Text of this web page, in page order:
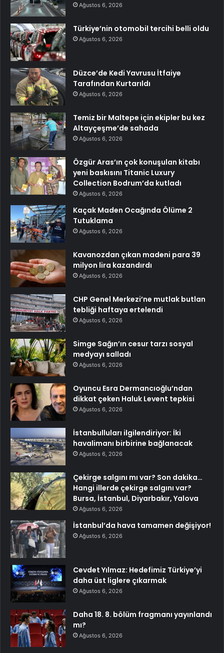
Ağustos 6, 2026
Türkiye’nin otomobil tercihi belli oldu
Ağustos 6, 2026
Düzce’de Kedi Yavrusu İtfaiye
Tarafından Kurtarıldı
Ağustos 6, 2026
Temiz bir Maltepe için ekipler bu kez
Altayçeşme’de sahada
Ağustos 6, 2026
Özgür Aras’ın çok konuşulan kitabı
yeni baskısını Titanic Luxury
Collection Bodrum’da kutladı
Ağustos 6, 2026
Kaçak Maden Ocağında Ölüme 2
Tutuklama
Ağustos 6, 2026
Kavanozdan çıkan madeni para 39
milyon lira kazandırdı
Ağustos 6, 2026
CHP Genel Merkezi’ne mutlak butlan
tebliği haftaya ertelendi
Ağustos 6, 2026
Simge Sağın’ın cesur tarzı sosyal
medyayı salladı
Ağustos 6, 2026
Oyuncu Esra Dermancıoğlu’ndan
dikkat çeken Haluk Levent tepkisi
Ağustos 6, 2026
İstanbulluları ilgilendiriyor: İki
havalimanı birbirine bağlanacak
Ağustos 6, 2026
Çekirge salgını mı var? Son dakika…
Hangi illerde çekirge salgını var?
Bursa, İstanbul, Diyarbakır, Yalova
Ağustos 6, 2026
İstanbul’da hava tamamen değişiyor!
Ağustos 6, 2026
Cevdet Yılmaz: Hedefimiz Türkiye’yi
daha üst liglere çıkarmak
Ağustos 6, 2026
Daha 18. 8. bölüm fragmanı yayınlandı
mı?
Ağustos 6, 2026